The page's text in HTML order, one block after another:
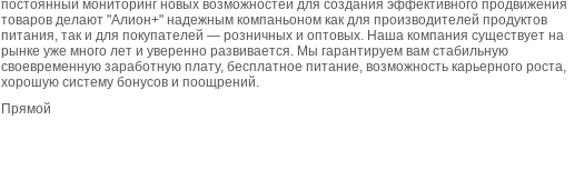
постоянный мониторинг новых возможностей для создания эффективного продвижения
товаров делают "Алион+" надежным компаньоном как для производителей продуктов
питания, так и для покупателей — розничных и оптовых. Наша компания существует на
рынке уже много лет и уверенно развивается. Мы гарантируем вам стабильную
своевременную заработную плату, бесплатное питание, возможность карьерного роста,
хорошую систему бонусов и поощрений.
Прямой